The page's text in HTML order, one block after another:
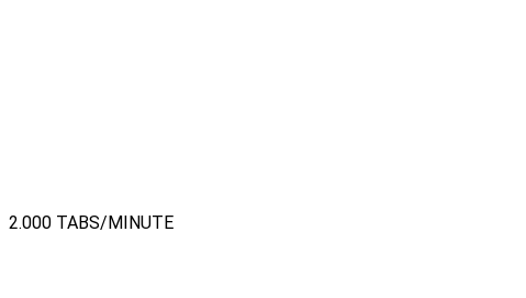
2.000 TABS/MINUTE